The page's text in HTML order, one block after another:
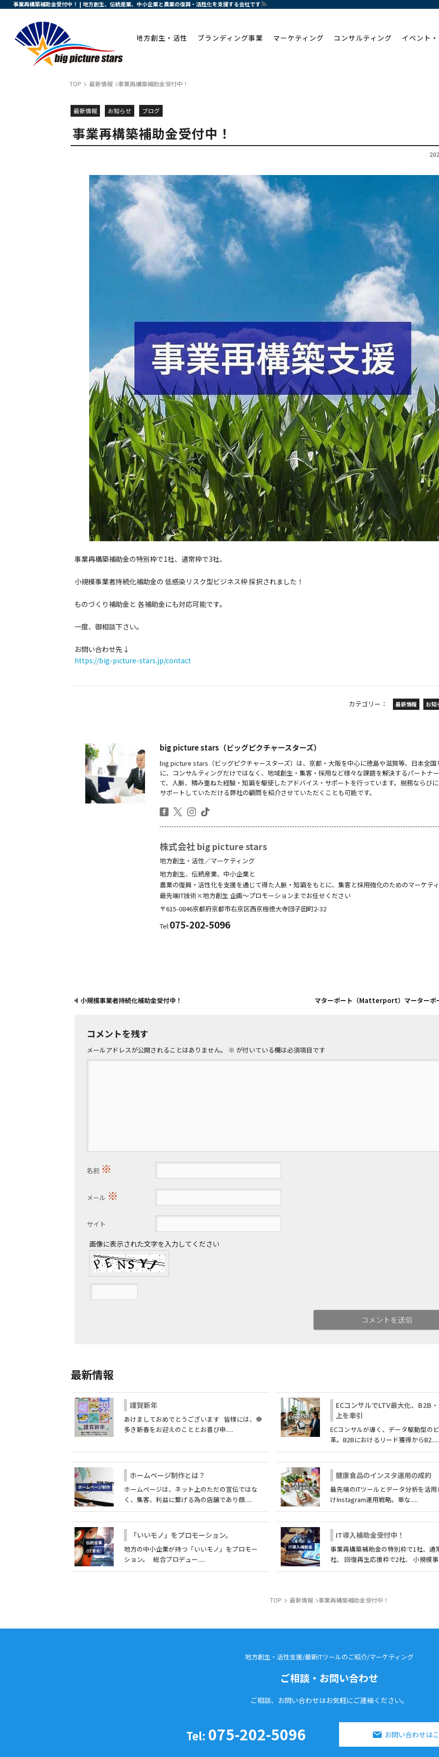
事業再構築補助金受付中！ | 地方創生、伝統産業、中小企業と農業の復興・活性化を支援する会社です
地方創生・活性 ブランディング事業 マーケティング コンサルティング イベント
TOP 最新情報 事業再構築補助金受付中！
最新情報 お知らせ ブログ
事業再構築補助金受付中！
事業再構築補助金の特別枠で1社、通常枠で3社、
小規模事業者持続化補助金の 低感染リスク型ビジネス枠 採択されました！
ものづくり補助金と 各補助金にも対応可能です。
一度、御相談下さい。
お問い合わせ先↓
https://big-picture-stars.jp/contact
カテゴリー： 最新情報 お知
big picture stars（ビッグピクチャースターズ）
big picture stars（ビッグピクチャースターズ）は、京都・大阪を中心に徳島や滋賀等、日本全国
に、コンサルティングだけではなく、地域創生・集客・採用など様々な課題を解決するパートナ
て、人脈、積み重ねた経験・知識を駆使したアドバイス・サポートを行っています。税務ならび
サポートしていただける弊社の顧問を紹介させていただくことも可能です。
株式会社 big picture stars
地方創生・活性／マーケティング
地方創生、伝統産業、中小企業と
農業の復興・活性化を支援を通じて得た人脈・知識をもとに、集客と採用強化のためのマーケテ
最先端IT技術×地方創生 企画～プロモーションまでお任せください
〒615-0846京都府京都市右京区西京極徳大寺団子田町2-32
Tel:075-202-5096
小規模事業者持続化補助金受付中！ マターポート（Matterport）マーターポ
コメントを残す
メールアドレスが公開されることはありません。 ※ が付いている欄は必須項目です
名前 ※
メール ※
サイト
画像に表示された文字を入力してください
最新情報
謹賀新年
あけましておめでとうございます 皆様には、幸
多き新春をお迎えのこととお喜び申.....
ECコンサルでLTV最大化、B2B
上を牽引
ECコンサルが導く、データ駆動型の
革。B2Bにおけるリード獲得からB2.....
ホームページ制作とは？
ホームページは、ネット上のただの宣伝ではな
く、集客、利益に繋げる為の店舗であり顔.....
健康食品のインスタ運用の成約
最先端のITツールとデータ分析を活用
けInstagram運用戦略。単な.....
「いいモノ」をプロモーション。
地方の中小企業が持つ「いいモノ」をプロモー
ション。 総合プロデュー.....
IT導入補助金受付中！
事業再構築補助金の特別枠で1社、通
社、 回復再生応援枠で2社、 小規模事
TOP 最新情報 事業再構築補助金受付中！
地方創生・活性支援/最新ITツールのご紹介/マーケティング
ご相談・お問い合わせ
ご相談、お問い合わせはお気軽にご連絡ください。
Tel: 075-202-5096 お問い合わせは